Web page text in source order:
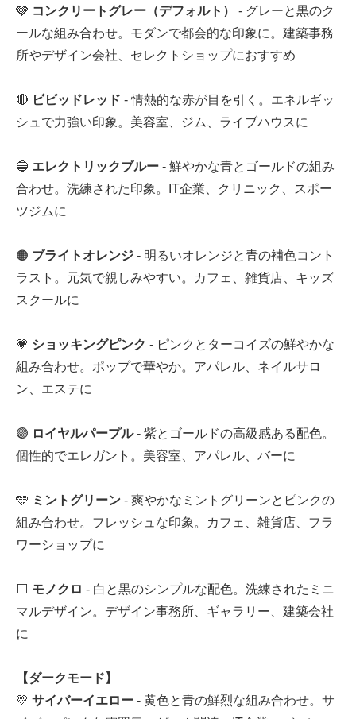
🩶 コンクリートグレー（デフォルト）
- グレーと黒のク
ールな組み合わせ。モダンで都会的な印象に。建築事務
所やデザイン会社、セレクトショップにおすすめ
🔴 ビビッドレッド - 情熱的な赤が目を引く。エネルギッ
シュで力強い印象。美容室、ジム、ライブハウスに
🔵 エレクトリックブルー - 鮮やかな青とゴールドの組み
合わせ。洗練された印象。IT企業、クリニック、スポー
ツジムに
🟠 ブライトオレンジ - 明るいオレンジと青の補色コント
ラスト。元気で親しみやすい。カフェ、雑貨店、キッズ
スクールに
💗 ショッキングピンク - ピンクとターコイズの鮮やかな
組み合わせ。ポップで華やか。アパレル、ネイルサロ
ン、エステに
🟣 ロイヤルパープル- 紫とゴールドの高級感ある配色。
個性的でエレガント。美容室、アパレル、バーに
🩵 ミントグリーン - 爽やかなミントグリーンとピンクの
組み合わせ。フレッシュな印象。カフェ、雑貨店、フラ
ワーショップに
⬜ モノクロ - 白と黒のシンプルな配色。洗練されたミニ
マルデザイン。デザイン事務所、ギャラリー、建築会社
に
【ダークモード】
💛 サイバーイエロー - 黄色と青の鮮烈な組み合わせ。サ